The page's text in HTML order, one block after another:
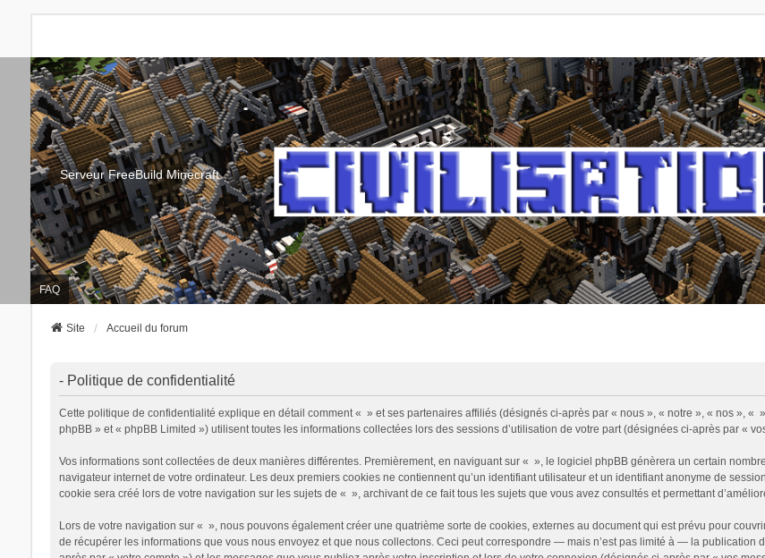
Serveur FreeBuild Minecraft
FAQ
Site Accueil du forum
- Politique de confidentialité
Cette politique de confidentialité explique en détail comment « » et ses partenaires affiliés (désignés ci-après par « nous », « notre », « nos », «
phpBB » et « phpBB Limited ») utilisent toutes les informations collectées lors des sessions d’utilisation de votre part (désignées ci-après par «
Vos informations sont collectées de deux manières différentes. Premièrement, en naviguant sur « », le logiciel phpBB génèrera un certain
navigateur internet de votre ordinateur. Les deux premiers cookies ne contiennent qu’un identifiant utilisateur et un identifiant anonyme de
cookie sera créé lors de votre navigation sur les sujets de « », archivant de ce fait tous les sujets que vous avez consultés et permettant
Lors de votre navigation sur « », nous pouvons également créer une quatrième sorte de cookies, externes au document qui est prévu pour
de récupérer les informations que vous nous envoyez et que nous collectons. Ceci peut correspondre — mais n’est pas limité à — la publication